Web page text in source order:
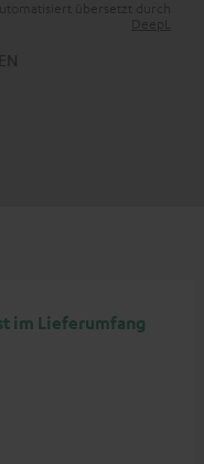
im Lieferumfang